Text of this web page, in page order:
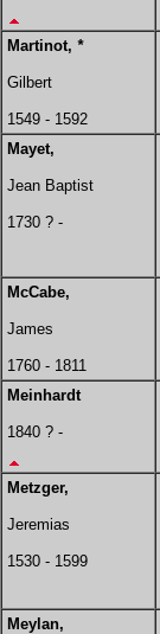
Martinot, *
Gilbert
1549 - 1592
Mayet,
Jean Baptist
1730 ? -
McCabe,
James
1760 - 1811
Meinhardt
1840 ? -
Metzger,
Jeremias
1530 - 1599
Meylan,